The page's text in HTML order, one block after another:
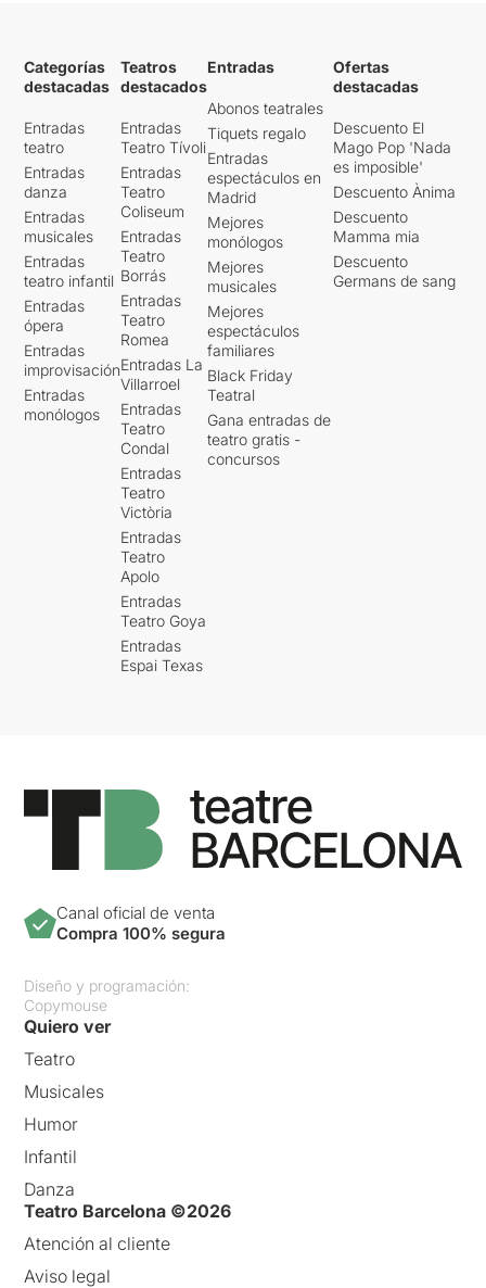
Ivan Herzog i Miquel
Herzog
“La vida es bella” – La vita è
bella
Xavi Duch i Marc Pociello
“Entenc allò que em vols dir”
(“When you say nothing at
all”) – Noting Hill (adaptació
Daniel Anglès i Víctor
Arbelo)
Daniel Anglès i Víctor
Arbelo
“Up Where We Belong” – An
Vilavella
Van acompanyar algunes de
les cançons els integrants
del Cor d’aules :Odo Cabot,
Eudald Planchart i Laia
Prats.
aquest
Categorías
destacadas
Entradas
teatro
Entradas
danza
Entradas
musicales
Entradas
teatro infantil
Entradas
ópera
Entradas
improvisación
Entradas
monólogos
Teatros
destacados
Entradas
Teatro Tívoli
Entradas
Teatro
Coliseum
Entradas
Teatro
Borrás
Entradas
Teatro
Romea
Entradas La
Villarroel
Entradas
Teatro
Condal
Entradas
Teatro
Victòria
Entradas
Teatro
Apolo
Entradas
Teatro Goya
Entradas
Espai Texas
Entradas
Abonos teatrales
Tiquets regalo
Entradas
espectáculos en
Madrid
Mejores
monólogos
Mejores
musicales
Mejores
espectáculos
familiares
Black Friday
Teatral
Gana entradas de
teatro gratis -
concursos
Ofertas
destacadas
Descuento El
Mago Pop 'Nada
es imposible'
Descuento Ànima
Descuento
Mamma mia
Descuento
Germans de sang
Canal oficial de venta
Compra 100% segura
Diseño y programación:
Copymouse
Quiero ver
Teatro
Musicales
Humor
Infantil
Danza
Teatro Barcelona ©2026
Atención al cliente
Aviso legal